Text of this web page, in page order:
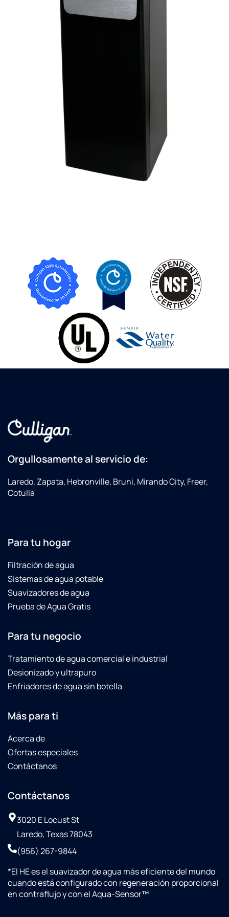
Orgullosamente al servicio de:
Laredo, Zapata, Hebronville, Bruni, Mirando City, Freer,
Cotulla
Para tu hogar
Filtración de agua
Sistemas de agua potable
Suavizadores de agua
Prueba de Agua Gratis
Para tu negocio
Tratamiento de agua comercial e industrial
Desionizado y ultrapuro
Enfriadores de agua sin botella
Más para ti
Acerca de
Ofertas especiales
Contáctanos
Contáctanos
3020 E Locust St
Laredo, Texas 78043
(956) 267-9844
*El HE es el suavizador de agua más eficiente del mundo
cuando está configurado con regeneración proporcional
en contraflujo y con el Aqua-Sensor™